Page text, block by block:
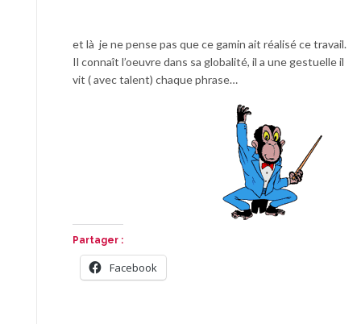
et là je ne pense pas que ce gamin ait réalisé ce travail.
Il connaît l’oeuvre dans sa globalité, il a une gestuelle il
vit ( avec talent) chaque phrase…
Partager :
Facebook